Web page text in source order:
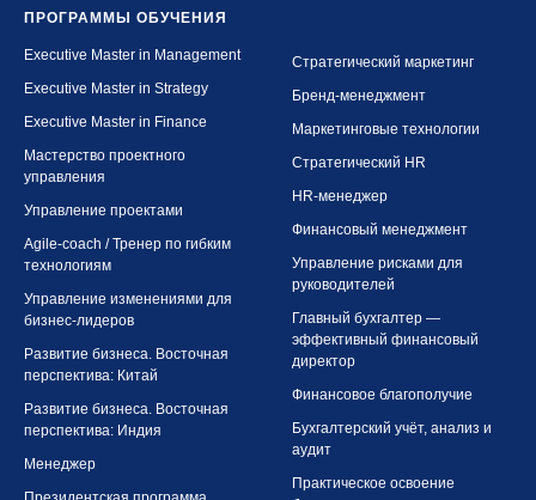
ПРОГРАММЫ ОБУЧЕНИЯ
Executive Master in Management
Executive Master in Strategy
Executive Master in Finance
Мастерство проектного
управления
Управление проектами
Agile-coach / Тренер по гибким
технологиям
Управление изменениями для
бизнес-лидеров
Развитие бизнеса. Восточная
перспектива: Китай
Развитие бизнеса. Восточная
перспектива: Индия
Менеджер
Стратегический маркетинг
Бренд-менеджмент
Маркетинговые технологии
Стратегический HR
HR-менеджер
Финансовый менеджмент
Управление рисками для
руководителей
Главный бухгалтер —
эффективный финансовый
директор
Финансовое благополучие
Бухгалтерский учёт, анализ и
аудит
Практическое освоение